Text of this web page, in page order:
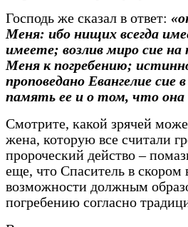
Господь же сказал в ответ:
Меня: ибо нищих всегда
имеете; возлив миро сие
Меня к погребению;
проповедано Евангелие сие
память ее и о том, что она
Смотрите, какой зрячей
жена, которую все считали
пророческий действо –
еще, что Спаситель в скором
возможности должным
погребению согласно